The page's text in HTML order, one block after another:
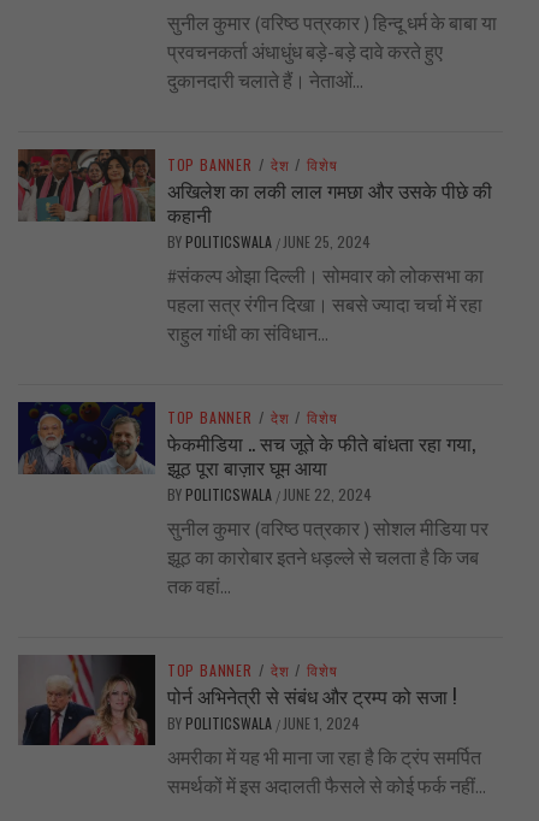
सुनील कुमार (वरिष्ठ पत्रकार ) हिन्दू धर्म के बाबा या
प्रवचनकर्ता अंधाधुंध बड़े-बड़े दावे करते हुए
दुकानदारी चलाते हैं। नेताओं...
TOP BANNER / देश / विशेष
अखिलेश का लकी लाल गमछा और उसके पीछे की
कहानी
BY POLITICSWALA / JUNE 25, 2024
#संकल्प ओझा दिल्ली। सोमवार को लोकसभा का
पहला सत्र रंगीन दिखा। सबसे ज्यादा चर्चा में रहा
राहुल गांधी का संविधान...
TOP BANNER / देश / विशेष
फेकमीडिया .. सच जूते के फीते बांधता रहा गया,
झूठ पूरा बाज़ार घूम आया
BY POLITICSWALA / JUNE 22, 2024
सुनील कुमार (वरिष्ठ पत्रकार ) सोशल मीडिया पर
झूठ का कारोबार इतने धड़ल्ले से चलता है कि जब
तक वहां...
TOP BANNER / देश / विशेष
पोर्न अभिनेत्री से संबंध और ट्रम्प को सजा !
BY POLITICSWALA / JUNE 1, 2024
अमरीका में यह भी माना जा रहा है कि ट्रंप समर्पित
समर्थकों में इस अदालती फैसले से कोई फर्क नहीं...